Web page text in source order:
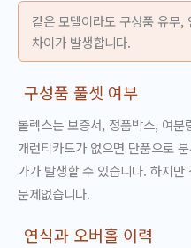
같은 모델이라도 구성품 유무,
차이가 발생합니다.
구성품 풀셋 여부
롤렉스는 보증서, 정품박스, 여
개런티카드가 없으면 단품으로
가가 발생할 수 있습니다. 하지
문제없습니다.
연식과 오버홀 이력